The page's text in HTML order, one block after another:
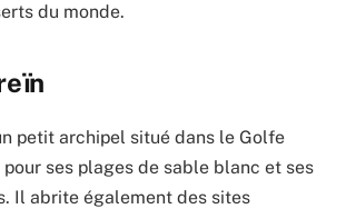
du monde.
petit archipel situé dans le Golfe
pour ses plages de sable blanc et ses
Il abrite également des sites